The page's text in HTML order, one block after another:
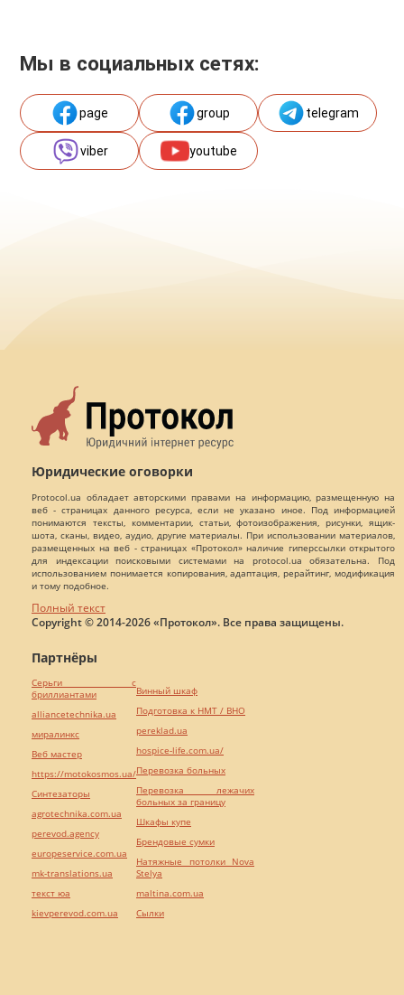
Мы в социальных сетях:
page group telegram
viber youtube
Юридические оговорки
Protocol.ua обладает авторскими правами на информацию, размещенную на
веб - страницах данного ресурса, если не указано иное. Под информацией
понимаются тексты, комментарии, статьи, фотоизображения, рисунки, ящик-
шота, сканы, видео, аудио, другие материалы. При использовании материалов,
размещенных на веб - страницах «Протокол» наличие гиперссылки открытого
для индексации поисковыми системами на protocol.ua обязательна. Под
использованием понимается копирования, адаптация, рерайтинг, модификация
и тому подобное.
Полный текст
Copyright © 2014-2026 «Протокол». Все права защищены.
Партнёры
Серьги с
бриллиантами
alliancetechnika.ua
миралинкс
Веб мастер
https://motokosmos.ua/
Синтезаторы
agrotechnika.com.ua
perevod.agency
europeservice.com.ua
mk-translations.ua
текст юа
kievperevod.com.ua
Винный шкаф
Подготовка к НМТ / ВНО
pereklad.ua
hospice-life.com.ua/
Перевозка больных
Перевозка лежачих
больных за границу
Шкафы купе
Брендовые сумки
Натяжные потолки Nova
Stelya
maltina.com.ua
Cылки